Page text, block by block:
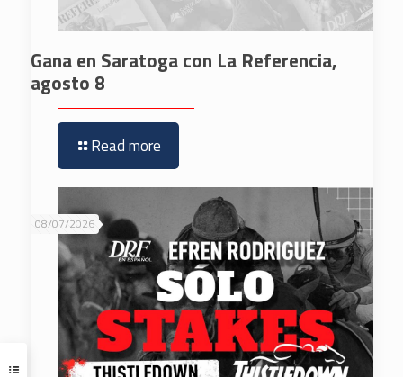
Gana en Saratoga con La Referencia,
agosto 8
Read more
08/07/2026